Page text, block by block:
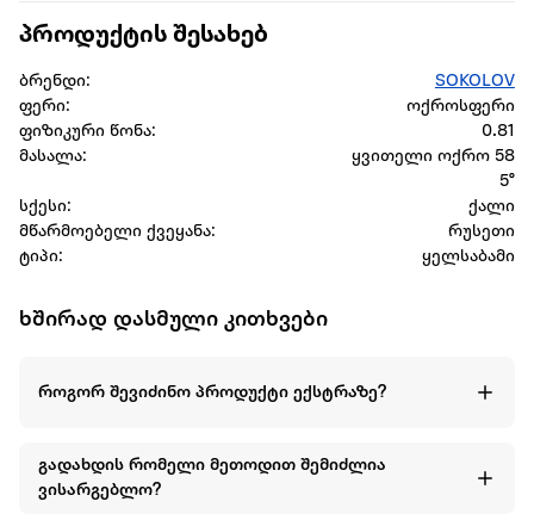
პროდუქტის შესახებ
ბრენდი:
SOKOLOV
ფერი:
ოქროსფერი
ფიზიკური წონა:
0.81
მასალა:
ყვითელი ოქრო 58
5°
სქესი:
ქალი
მწარმოებელი ქვეყანა:
რუსეთი
ტიპი:
ყელსაბამი
ხშირად დასმული კითხვები
როგორ შევიძინო პროდუქტი ექსტრაზე?
გადახდის რომელი მეთოდით შემიძლია
ვისარგებლო?